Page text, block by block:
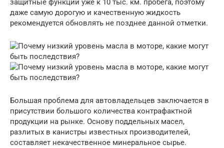
защитные функции уже к 10 тыс. км. пробега, поэтому
даже самую дорогую и качественную жидкость
рекомендуется обновлять не позднее данной отметки.
Большая проблема для автовладельцев заключается в
присутствии большого количества контрафактной
продукции на рынке. Основу поддельных масел,
разлитых в канистры известных производителей,
составляет некачественное минеральное сырье.